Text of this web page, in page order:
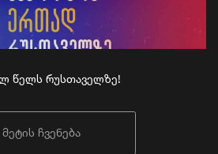
წელს რუსთაველზე!
მეტის ჩვენება